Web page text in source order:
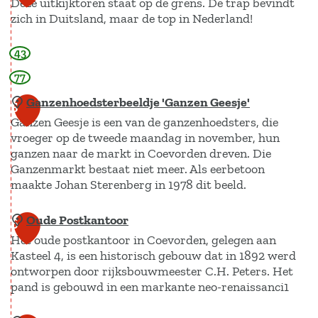
9
2
7
r
i
j
s
s
e
l
s
e
V
e
c
h
t
zich in Duitsland, maar de top in Nederland!
U
i
t
k
i
j
k
t
o
r
e
n
L
a
43
77
5 Ganzenhoedsterbeeldje 'Ganzen Geesje'
Ganzen Geesje is een van de ganzenhoedsters, die
vroeger op de tweede maandag in november, hun
ganzen naar de markt in Coevorden dreven. Die
Ganzenmarkt bestaat niet meer. Als eerbetoon
maakte Johan Sterenberg in 1978 dit beeld.
G
a
n
z
e
6 Oude Postkantoor
Het oude postkantoor in Coevorden, gelegen aan
Kasteel 4, is een historisch gebouw dat in 1892 werd
ontworpen door rijksbouwmeester C.H. Peters. Het
pand is gebouwd in een markante neo-renaissanci1